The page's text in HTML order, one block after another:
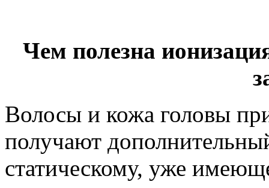
Чем полезна
Волосы и кожа головы
получают
статическому, уже